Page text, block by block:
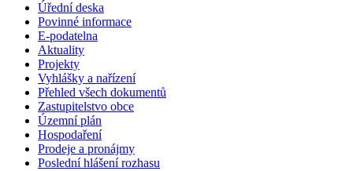
Úřední deska
Povinné informace
E-podatelna
Aktuality
Projekty
Vyhlášky a nařízení
Přehled všech dokumentů
Zastupitelstvo obce
Územní plán
Hospodaření
Prodeje a pronájmy
Poslední hlášení rozhasu